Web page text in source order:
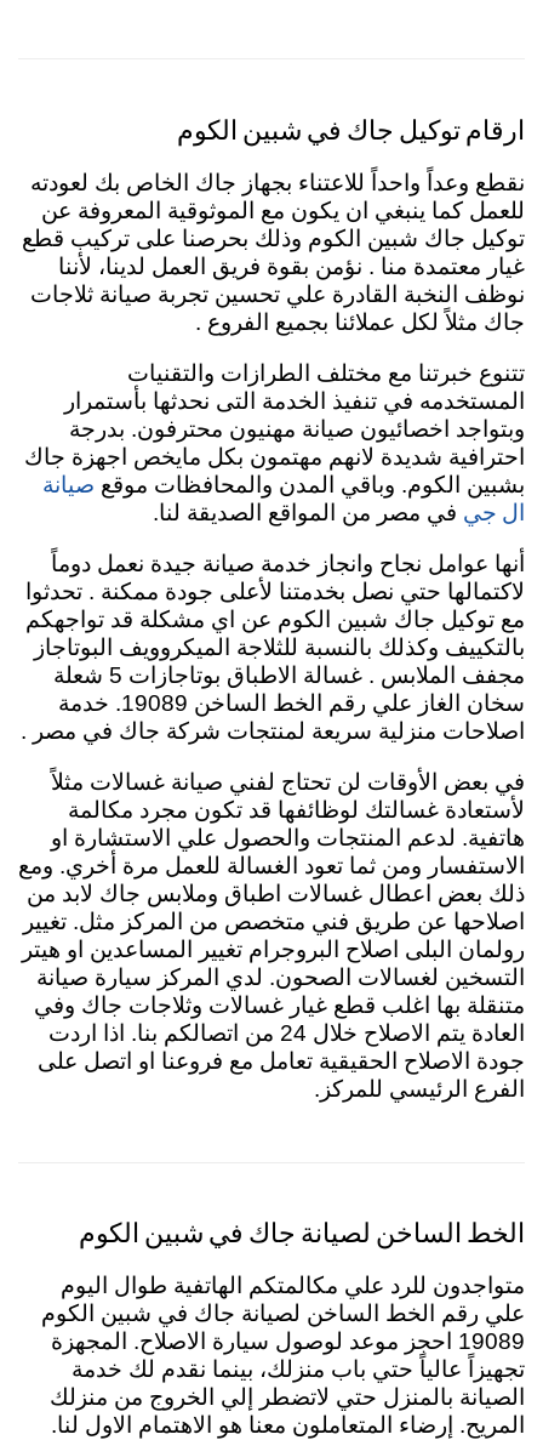
ارقام توكيل جاك في شبين الكوم
نقطع وعداً واحداً للاعتناء بجهاز جاك الخاص بك لعودته
للعمل كما ينبغي ان يكون مع الموثوقية المعروفة عن
توكيل جاك شبين الكوم وذلك بحرصنا على تركيب قطع
غيار معتمدة منا . نؤمن بقوة فريق العمل لدينا، لأننا
نوظف النخبة القادرة علي تحسين تجربة صيانة ثلاجات
جاك مثلاً لكل عملائنا بجميع الفروع .
تتنوع خبرتنا مع مختلف الطرازات والتقنيات
المستخدمه في تنفيذ الخدمة التى نحدثها بأستمرار
وبتواجد اخصائيون صيانة مهنيون محترفون. بدرجة
احترافية شديدة لانهم مهتمون بكل مايخص اجهزة جاك
بشبين الكوم. وباقي المدن والمحافظات موقع صيانة
ال جي في مصر من المواقع الصديقة لنا.
أنها عوامل نجاح وانجاز خدمة صيانة جيدة نعمل دوماً
لاكتمالها حتي نصل بخدمتنا لأعلى جودة ممكنة . تحدثوا
مع توكيل جاك شبين الكوم عن اي مشكلة قد تواجهكم
بالتكييف وكذلك بالنسبة للثلاجة الميكروويف البوتاجاز
مجفف الملابس . غسالة الاطباق بوتاجازات 5 شعلة
سخان الغاز علي رقم الخط الساخن 19089. خدمة
اصلاحات منزلية سريعة لمنتجات شركة جاك في مصر .
في بعض الأوقات لن تحتاج لفني صيانة غسالات مثلاً
لأستعادة غسالتك لوظائفها قد تكون مجرد مكالمة
هاتفية. لدعم المنتجات والحصول علي الاستشارة او
الاستفسار ومن ثما تعود الغسالة للعمل مرة أخري. ومع
ذلك بعض اعطال غسالات اطباق وملابس جاك لابد من
اصلاحها عن طريق فني متخصص من المركز مثل. تغيير
رولمان البلى اصلاح البروجرام تغيير المساعدين او هيتر
التسخين لغسالات الصحون. لدي المركز سيارة صيانة
متنقلة بها اغلب قطع غيار غسالات وثلاجات جاك وفي
العادة يتم الاصلاح خلال 24 من اتصالكم بنا. اذا اردت
جودة الاصلاح الحقيقية تعامل مع فروعنا او اتصل على
الفرع الرئيسي للمركز.
الخط الساخن لصيانة جاك في شبين الكوم
متواجدون للرد علي مكالمتكم الهاتفية طوال اليوم
علي رقم الخط الساخن لصيانة جاك في شبين الكوم
19089 احجز موعد لوصول سيارة الاصلاح. المجهزة
تجهيزاً عالياً حتي باب منزلك، بينما نقدم لك خدمة
الصيانة بالمنزل حتي لاتضطر إلي الخروج من منزلك
المريح. إرضاء المتعاملون معنا هو الاهتمام الاول لنا.